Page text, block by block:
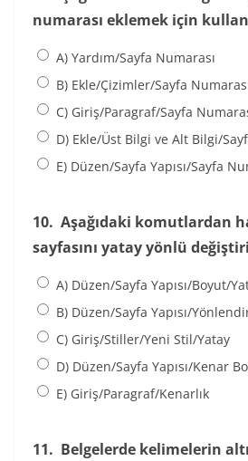
numarası eklemek için
A) Yardım/Sayfa Numarası
B) Ekle/Çizimler/Sayfa
C) Giriş/Paragraf/Sayfa
D) Ekle/Üst Bilgi ve Alt Bilgi/
E) Düzen/Sayfa Yapısı/Sayfa
10. Aşağıdaki komutlardan
sayfasını yatay yönlü
A) Düzen/Sayfa Yapısı/Boyut/
B) Düzen/Sayfa Yapısı/
C) Giriş/Stiller/Yeni Stil/Yatay
D) Düzen/Sayfa Yapısı/Kenar
E) Giriş/Paragraf/Kenarlık
11. Belgelerde kelimelerin